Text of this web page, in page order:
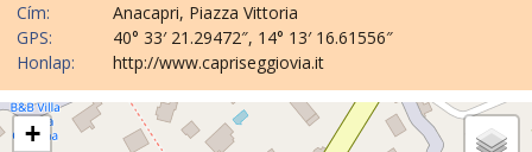
Cím:
Anacapri, Piazza Vittoria
GPS:
40° 33′ 21.29472″, 14° 13′ 16.61556″
Honlap:
http://www.capriseggiovia.it
+